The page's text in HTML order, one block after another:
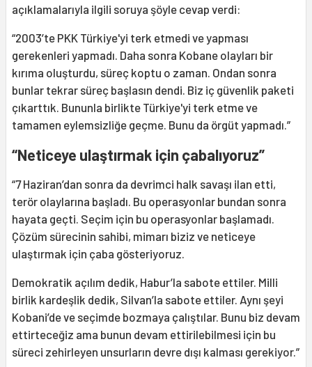
açıklamalarıyla ilgili soruya şöyle cevap verdi:
“2003’te PKK Türkiye'yi terk etmedi ve yapması
gerekenleri yapmadı. Daha sonra Kobane olayları bir
kırıma oluşturdu, süreç koptu o zaman. Ondan sonra
bunlar tekrar süreç başlasın dendi. Biz iç güvenlik paketi
çıkarttık. Bununla birlikte Türkiye'yi terk etme ve
tamamen eylemsizliğe geçme. Bunu da örgüt yapmadı.”
“Neticeye ulaştırmak için çabalıyoruz”
“7 Haziran’dan sonra da devrimci halk savaşı ilan etti,
terör olaylarına başladı. Bu operasyonlar bundan sonra
hayata geçti. Seçim için bu operasyonlar başlamadı.
Çözüm sürecinin sahibi, mimarı biziz ve neticeye
ulaştırmak için çaba gösteriyoruz.
Demokratik açılım dedik, Habur’la sabote ettiler. Milli
birlik kardeşlik dedik, Silvan’la sabote ettiler. Aynı şeyi
Kobani’de ve seçimde bozmaya çalıştılar. Bunu biz devam
ettirteceğiz ama bunun devam ettirilebilmesi için bu
süreci zehirleyen unsurların devre dışı kalması gerekiyor.”